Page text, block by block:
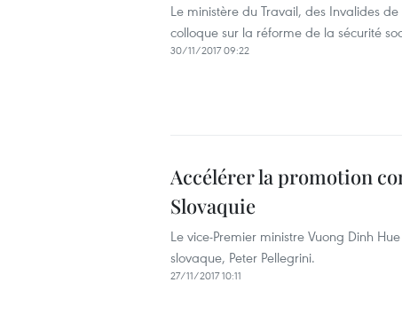
Le ministère du Travail, des Invalides
colloque sur la réforme de la sécurité
30/11/2017 09:22
Accélérer la promotion
Slovaquie
Le vice-Premier ministre Vuong Dinh
slovaque, Peter Pellegrini.
27/11/2017 10:11